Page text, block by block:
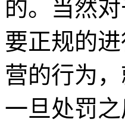
的。当然
要正规的
营的行为
一旦处罚